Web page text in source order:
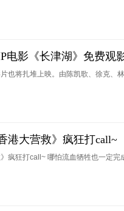
电影《长津湖》免费观
也将扎堆上映。由陈凯歌、徐克、
港大营救》疯狂打call~
疯狂打call~ 哪怕流血牺牲也一定完